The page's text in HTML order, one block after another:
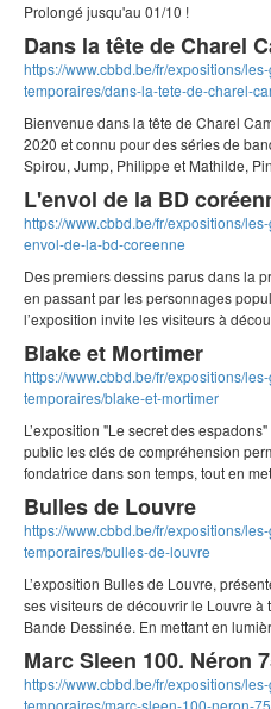
Prolongé jusqu'au 01/10 !
Dans la tête de Charel
https://www.cbbd.be/fr/expositions/
temporaires/dans-la-tete-de-charel-
Bienvenue dans la tête de Charel
2020 et connu pour des séries de
Spirou, Jump, Philippe et Mathilde,
L'envol de la BD
https://www.cbbd.be/fr/expositions/
envol-de-la-bd-coreenne
Des premiers dessins parus dans la
en passant par les personnages
l’exposition invite les visiteurs à
Blake et Mortimer
https://www.cbbd.be/fr/expositions/
temporaires/blake-et-mortimer
L’exposition "Le secret des
public les clés de compréhension
fondatrice dans son temps, tout en
Bulles de Louvre
https://www.cbbd.be/fr/expositions/
temporaires/bulles-de-louvre
L’exposition Bulles de Louvre,
ses visiteurs de découvrir le Louvre
Bande Dessinée. En mettant en
Marc Sleen 100. Néron
https://www.cbbd.be/fr/expositions/
temporaires/marc-sleen-100-neron-75